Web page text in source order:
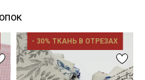
- 30% ТКАНЬ В ОТРЕЗАХ